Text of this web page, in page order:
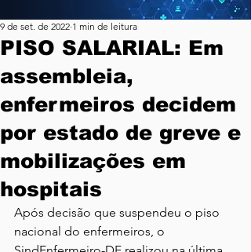
PISO SALARIAL: Em
assembleia,
enfermeiros decidem
por estado de greve e
mobilizações em
hospitais
9 de set. de 2022 1 min de leitura
Após decisão que suspendeu o piso
nacional do enfermeiros, o